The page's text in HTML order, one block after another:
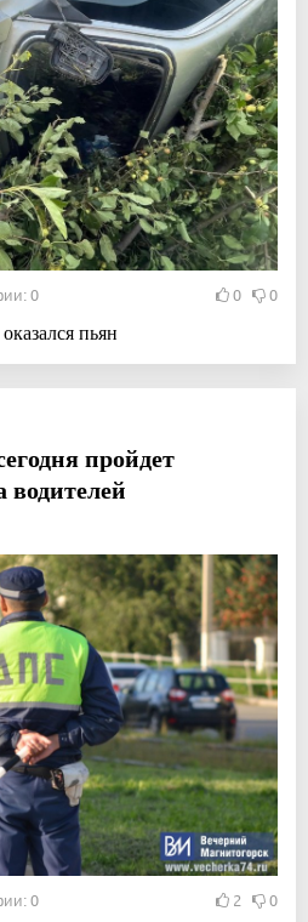
0 0 0
пьян
пройдет
водителей
0 2 0